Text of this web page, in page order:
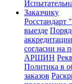
Заказчику
Росстандарт
выезде
аккредитации
согласии на
АРШИН
Политика в
заказов